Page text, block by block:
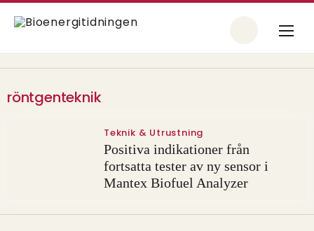
röntgenteknik
Teknik & Utrustning
Positiva indikationer från
fortsatta tester av ny sensor i
Mantex Biofuel Analyzer